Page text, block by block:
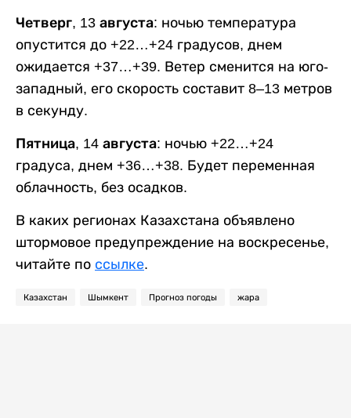
Четверг, 13 августа: ночью температура
опустится до +22…+24 градусов, днем
ожидается +37…+39. Ветер сменится на юго-
западный, его скорость составит 8–13 метров
в секунду.
Пятница, 14 августа: ночью +22…+24
градуса, днем +36…+38. Будет переменная
облачность, без осадков.
В каких регионах Казахстана объявлено
штормовое предупреждение на воскресенье,
читайте по ссылке.
Казахстан Шымкент Прогноз погоды жара